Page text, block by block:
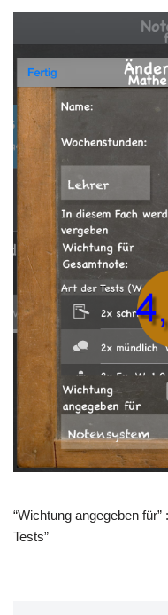
“Wichtung angegeben für”
Tests”